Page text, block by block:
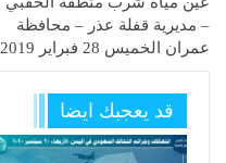
– مديرية قفلة عذر – محافظة
عمران الخميس 28 فبراير 2019
قد يعجبك ايضا